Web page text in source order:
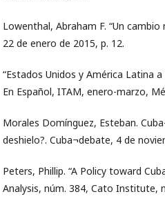
Lowenthal, Abraham F. “Un
22 de enero de 2015, p. 12.
“Estados Unidos y América Latina
En Español, ITAM, enero-marzo,
Morales Domínguez, Esteban.
deshielo?. Cuba¬debate, 4 de
Peters, Phillip. “A Policy toward
Analysis, núm. 384, Cato Institute,